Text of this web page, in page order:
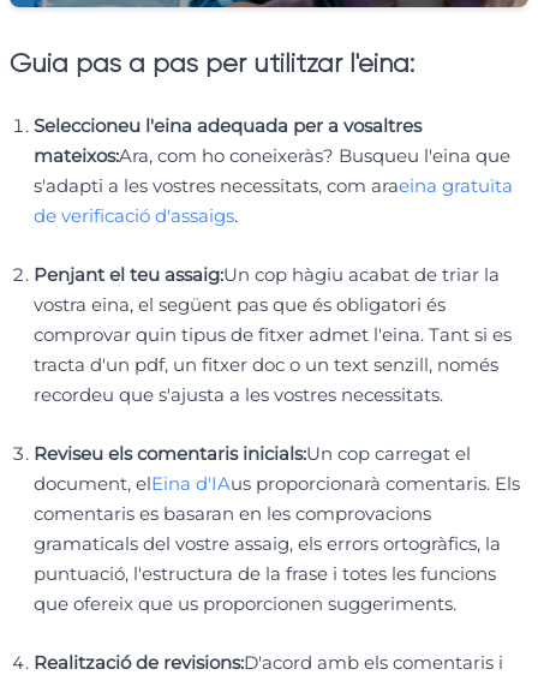
Guia pas a pas per utilitzar l'eina:
Seleccioneu l'eina adequada per a vosaltres
mateixos:Ara, com ho coneixeràs? Busqueu l'eina que
s'adapti a les vostres necessitats, com araeina gratuïta
de verificació d'assaigs.
Penjant el teu assaig:Un cop hàgiu acabat de triar la
vostra eina, el següent pas que és obligatori és
comprovar quin tipus de fitxer admet l'eina. Tant si es
tracta d'un pdf, un fitxer doc o un text senzill, només
recordeu que s'ajusta a les vostres necessitats.
Reviseu els comentaris inicials:Un cop carregat el
document, elEina d'IAus proporcionarà comentaris. Els
comentaris es basaran en les comprovacions
gramaticals del vostre assaig, els errors ortogràfics, la
puntuació, l'estructura de la frase i totes les funcions
que ofereix que us proporcionen suggeriments.
Realització de revisions:D'acord amb els comentaris i